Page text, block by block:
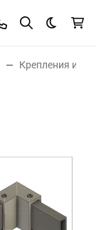
Темная
Крепления и